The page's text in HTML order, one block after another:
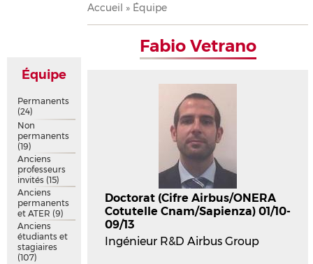
Fil
d'Ariane
Accueil Équipe
Fabio Vetrano
Doctorat (Cifre Airbus/ONERA
Cotutelle Cnam/Sapienza) 01/10-
09/13
Ingénieur R&D Airbus Group
Équipe
Permanents
(24)
Non
permanents
(19)
Anciens
professeurs
invités (15)
Anciens
permanents
et ATER (9)
Anciens
étudiants et
stagiaires
(107)